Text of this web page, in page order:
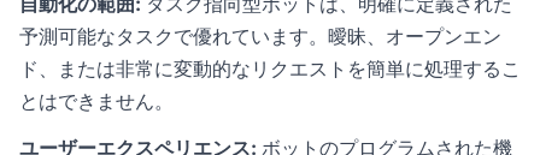
予測可能なタスクで優れています。曖昧、オープンエン
ド、または非常に変動的なリクエストを簡単に処理するこ
とはできません。
ユーザーエクスペリエンス: ボットのプログラムされた機